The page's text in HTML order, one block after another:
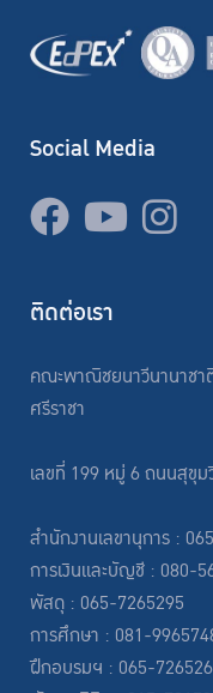
Social Media
ติดต่อเรา
คณะพาณิชยนาวีนานาชา
ศรีราชา
เลขที่ 199 หมู่ 6 ถนนสุขุ
สำนักงานเลขานุการ :
การเงินและบัญชี : 080-
พัสดุ : 065-7265295
การศึกษา : 081-
ฝึกอบรมฯ : 065-